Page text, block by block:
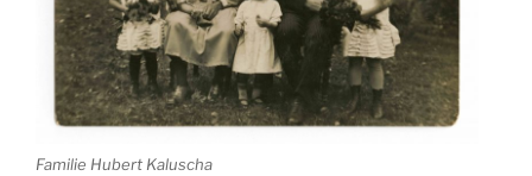
Familie Hubert Kaluscha